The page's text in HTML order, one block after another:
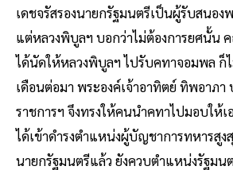
เดชจรัสรองนายกรัฐมนตรีเป็นผู้รับสนอง
แต่หลวงพิบูลฯ บอกว่าไม่ต้องการยศนั้น
ได้นัดให้หลวงพิบูลฯ ไปรับคทาจอมพล ก็
เดือนต่อมา พระองค์เจ้าอาทิตย์ ทิพอาภ
ราชการฯ จึงทรงให้คนนำคทาไปมอบให้
ได้เข้าดำรงตำแหน่งผู้บัญชาการทหารสู
นายกรัฐมนตรีแล้ว ยังควบตำแหน่งรัฐมน